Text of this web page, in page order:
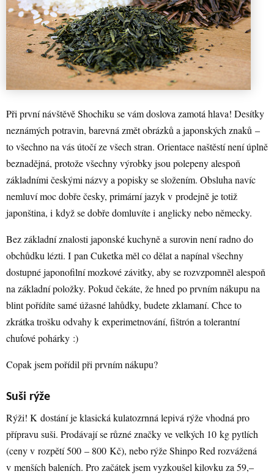
Při první návštěvě Shochiku se vám doslova zamotá hlava! Desítky
neznámých potravin, barevná změt obrázků a japonských znaků –
to všechno na vás útočí ze všech stran. Orientace naštěstí není úplně
beznadějná, protože všechny výrobky jsou polepeny alespoň
základními českými názvy a popisky se složením. Obsluha navíc
nemluví moc dobře česky, primární jazyk v prodejně je totiž
japonština, i když se dobře domluvíte i anglicky nebo německy.
Bez základní znalosti japonské kuchyně a surovin není radno do
obchůdku lézti. I pan Cuketka měl co dělat a napínal všechny
dostupné japonofilní mozkové závitky, aby se rozvzpomněl alespoň
na základní položky. Pokud čekáte, že hned po prvním nákupu na
blint pořídíte samé úžasné lahůdky, budete zklamaní. Chce to
zkrátka trošku odvahy k experimetnování, fištrón a tolerantní
chuťové pohárky :)
Copak jsem pořídil při prvním nákupu?
Suši rýže
Rýži! K dostání je klasická kulatozrnná lepivá rýže vhodná pro
přípravu suši. Prodávají se různé značky ve velkých 10 kg pytlích
(ceny v rozpětí 500 – 800 Kč), nebo rýže Shinpo Red rozvážená
v menších baleních. Pro začátek jsem vyzkoušel kilovku za 59,–